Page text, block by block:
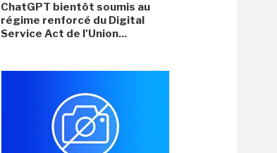
ChatGPT bientôt soumis au
régime renforcé du Digital
Service Act de l'Union...